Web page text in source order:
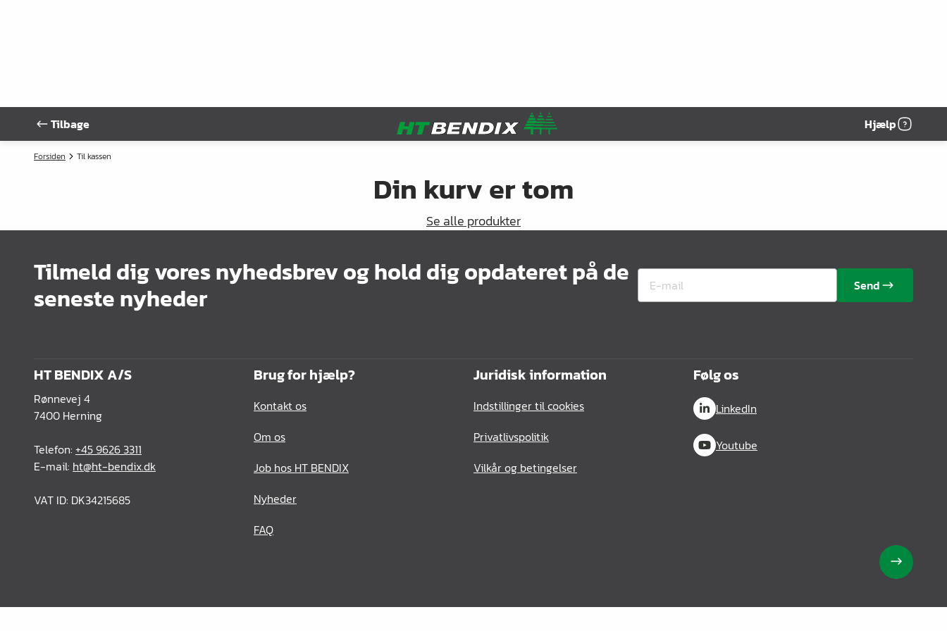
Tilbage Hjælp
Forsiden Til kassen
Din kurv er tom
Se alle produkter
Tilmeld dig vores nyhedsbrev og hold dig opdateret på de
seneste nyheder Send
HT BENDIX A/S
Rønnevej 4
7400 Herning
Telefon: +45 9626 3311
E-mail: ht@ht-bendix.dk
VAT ID: DK34215685
Brug for hjælp?
Kontakt os
Om os
Job hos HT BENDIX
Nyheder
FAQ
Juridisk information
Indstillinger til cookies
Privatlivspolitik
Vilkår og betingelser
Følg os
LinkedIn
Youtube